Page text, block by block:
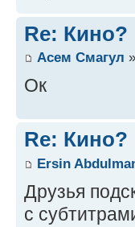
Re: Кино?
Асем Смагул
Ок
Re: Кино?
Ersin
Друзья
с